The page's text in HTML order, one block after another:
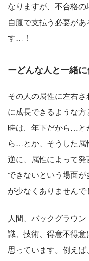
なりますが、不合格
自腹で支払う必要が
す…！
ーどんな人と一緒
その人の属性に左右
に成長できるような
時は、年下だから…
ら…とか、そうした属
逆に、属性によって
できないという場面
が少なくありませんで
人間、バックグラウ
識、技術、得意不得
思っています。例え